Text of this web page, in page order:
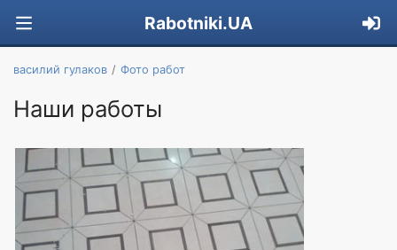
Rabotniki.UA
василий гулаков Фото работ
Наши работы